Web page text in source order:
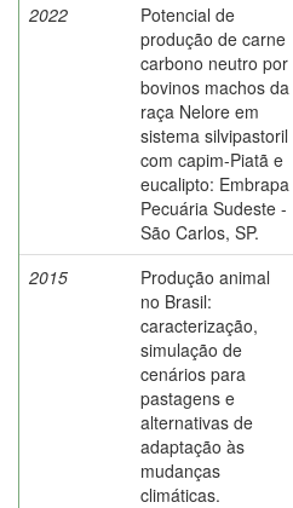
2022
Potencial de
produção de carne
carbono neutro por
bovinos machos da
raça Nelore em
sistema silvipastoril
com capim-Piatã e
eucalipto: Embrapa
Pecuária Sudeste -
São Carlos, SP.
2015
Produção animal
no Brasil:
caracterização,
simulação de
cenários para
pastagens e
alternativas de
adaptação às
mudanças
climáticas.